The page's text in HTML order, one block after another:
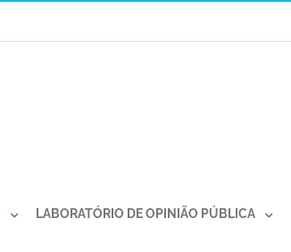
LABORATÓRIO DE OPINIÃO PÚBLICA